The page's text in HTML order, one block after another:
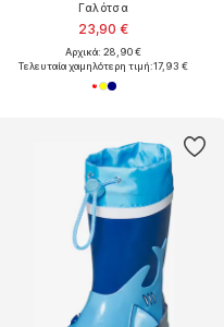
Γαλότσα
23,90 €
Αρχικά: 28,90 €
Τελευταία χαμηλότερη τιμή:17,93 €